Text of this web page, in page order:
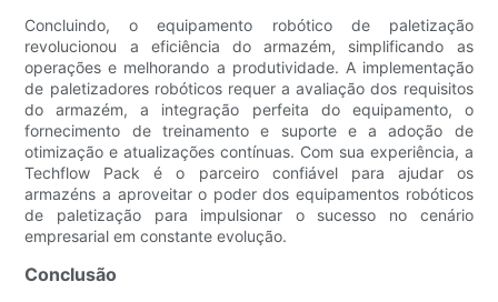
Concluindo, o equipamento robótico de paletização
revolucionou a eficiência do armazém, simplificando as
operações e melhorando a produtividade. A implementação
de paletizadores robóticos requer a avaliação dos requisitos
do armazém, a integração perfeita do equipamento, o
fornecimento de treinamento e suporte e a adoção de
otimização e atualizações contínuas. Com sua experiência, a
Techflow Pack é o parceiro confiável para ajudar os
armazéns a aproveitar o poder dos equipamentos robóticos
de paletização para impulsionar o sucesso no cenário
empresarial em constante evolução.
Conclusão